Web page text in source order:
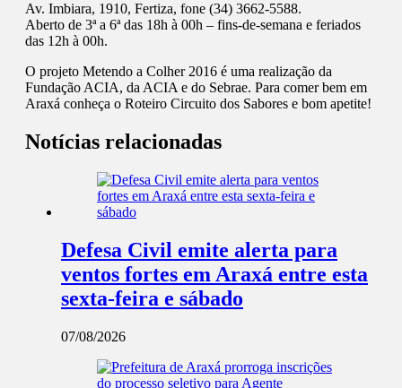
Av. Imbiara, 1910, Fertiza, fone (34) 3662-5588.
Aberto de 3ª a 6ª das 18h à 00h – fins-de-semana e feriados
das 12h à 00h.
O projeto Metendo a Colher 2016 é uma realização da
Fundação ACIA, da ACIA e do Sebrae. Para comer bem em
Araxá conheça o Roteiro Circuito dos Sabores e bom apetite!
Notícias relacionadas
Defesa Civil emite alerta para
ventos fortes em Araxá entre esta
sexta-feira e sábado
07/08/2026